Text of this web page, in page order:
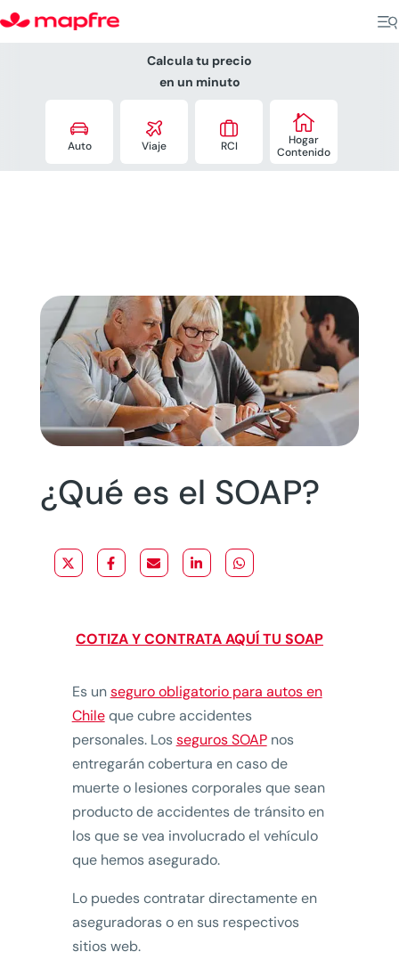
Calcula tu precio
en un minuto

Auto

Viaje

RCI

Hogar
Contenido
¿Qué es el SOAP?
COTIZA Y CONTRATA AQUÍ TU SOAP
Es unseguro obligatorio para autos en
Chileque cubre accidentes
personales. Losseguros SOAPnos
entregarán cobertura en caso de
muerte o lesiones corporales que sean
producto de accidentes de tránsito en
los que se vea involucrado el vehículo
que hemos asegurado.
Lo puedes contratar directamente en
aseguradoras o en sus respectivos
sitios web.